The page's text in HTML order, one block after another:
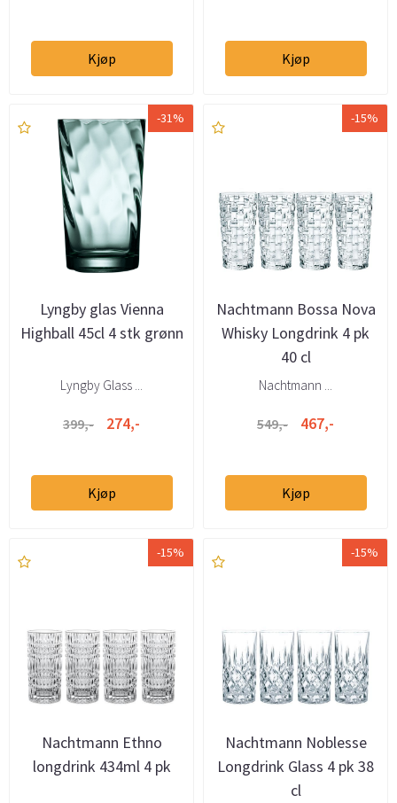
Kjøp Kjøp
-31%
Lyngby glas Vienna
Highball 45cl 4 stk grønn
Lyngby Glass ...
399,- 274,-
Kjøp
-15%
Nachtmann Bossa Nova
Whisky Longdrink 4 pk
40 cl
Nachtmann ...
549,- 467,-
Kjøp
-15%
Nachtmann Ethno
longdrink 434ml 4 pk
-15%
Nachtmann Noblesse
Longdrink Glass 4 pk 38
cl